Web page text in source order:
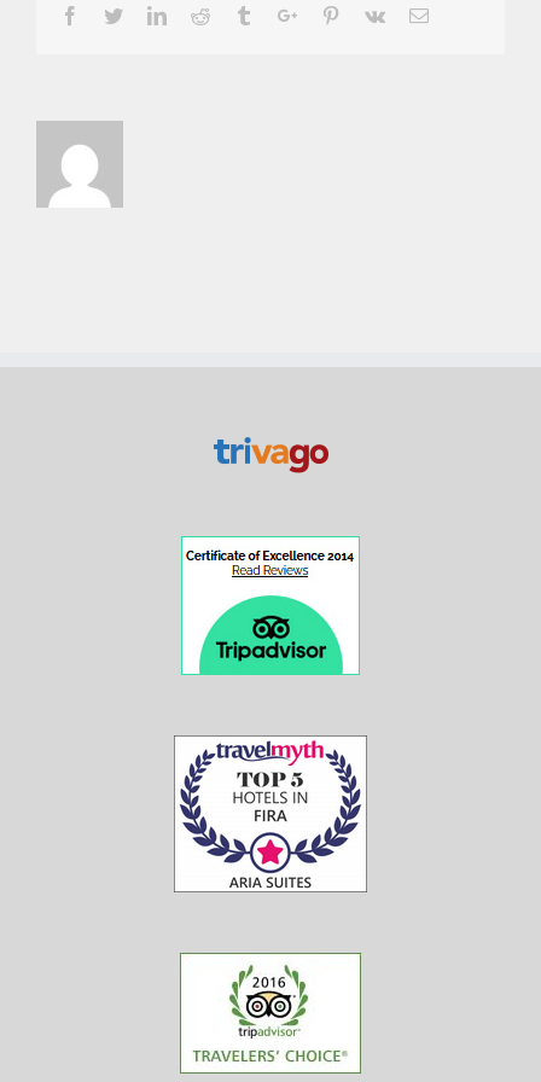
Facebook
TwitterLinkedin
Reddit TumblrGoogle+Pinterest
Vk Email